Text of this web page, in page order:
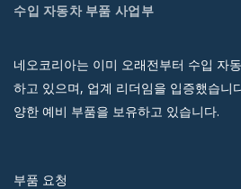
수입 자동차 부품 사업부
네오코리아는 이미 오래전부터 수입 자
하고 있으며, 업계 리더임을 입증했습니
양한 예비 부품을 보유하고 있습니다.
부품 요청